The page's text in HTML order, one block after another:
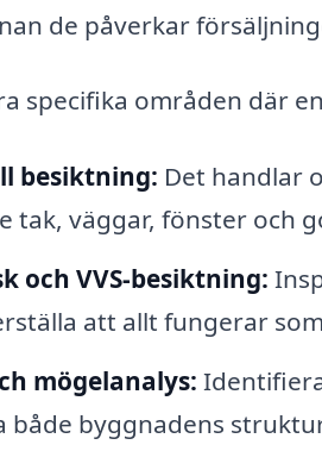
de påverkar
specifika områden där
besiktning: Det handlar
tak, väggar, fönster och
och VVS-besiktning:
att allt fungerar
mögelanalys:
både byggnadens